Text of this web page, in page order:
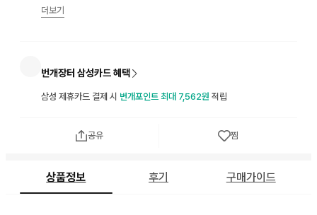
더보기
번개장터 삼성카드 혜택
삼성 제휴카드 결제 시 번개포인트 최대 7,562원 적립
공유 찜
상품정보 후기 구매가이드